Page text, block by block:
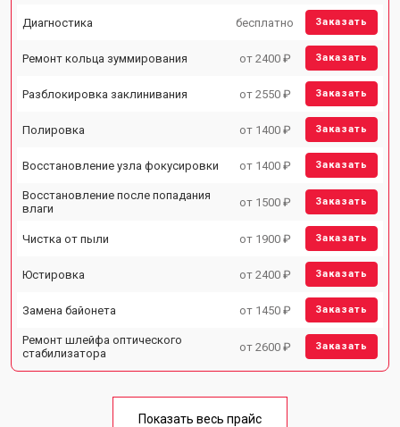
Диагностика бесплатно Заказать
Ремонт кольца зуммирования от 2400 ₽ Заказать
Разблокировка заклинивания от 2550 ₽ Заказать
Полировка от 1400 ₽ Заказать
Восстановление узла фокусировки от 1400 ₽ Заказать
Восстановление после попадания
влаги
от 1500 ₽ Заказать
Чистка от пыли от 1900 ₽ Заказать
Юстировка от 2400 ₽ Заказать
Замена байонета от 1450 ₽ Заказать
Ремонт шлейфа оптического
стабилизатора
от 2600 ₽ Заказать
Показать весь прайс